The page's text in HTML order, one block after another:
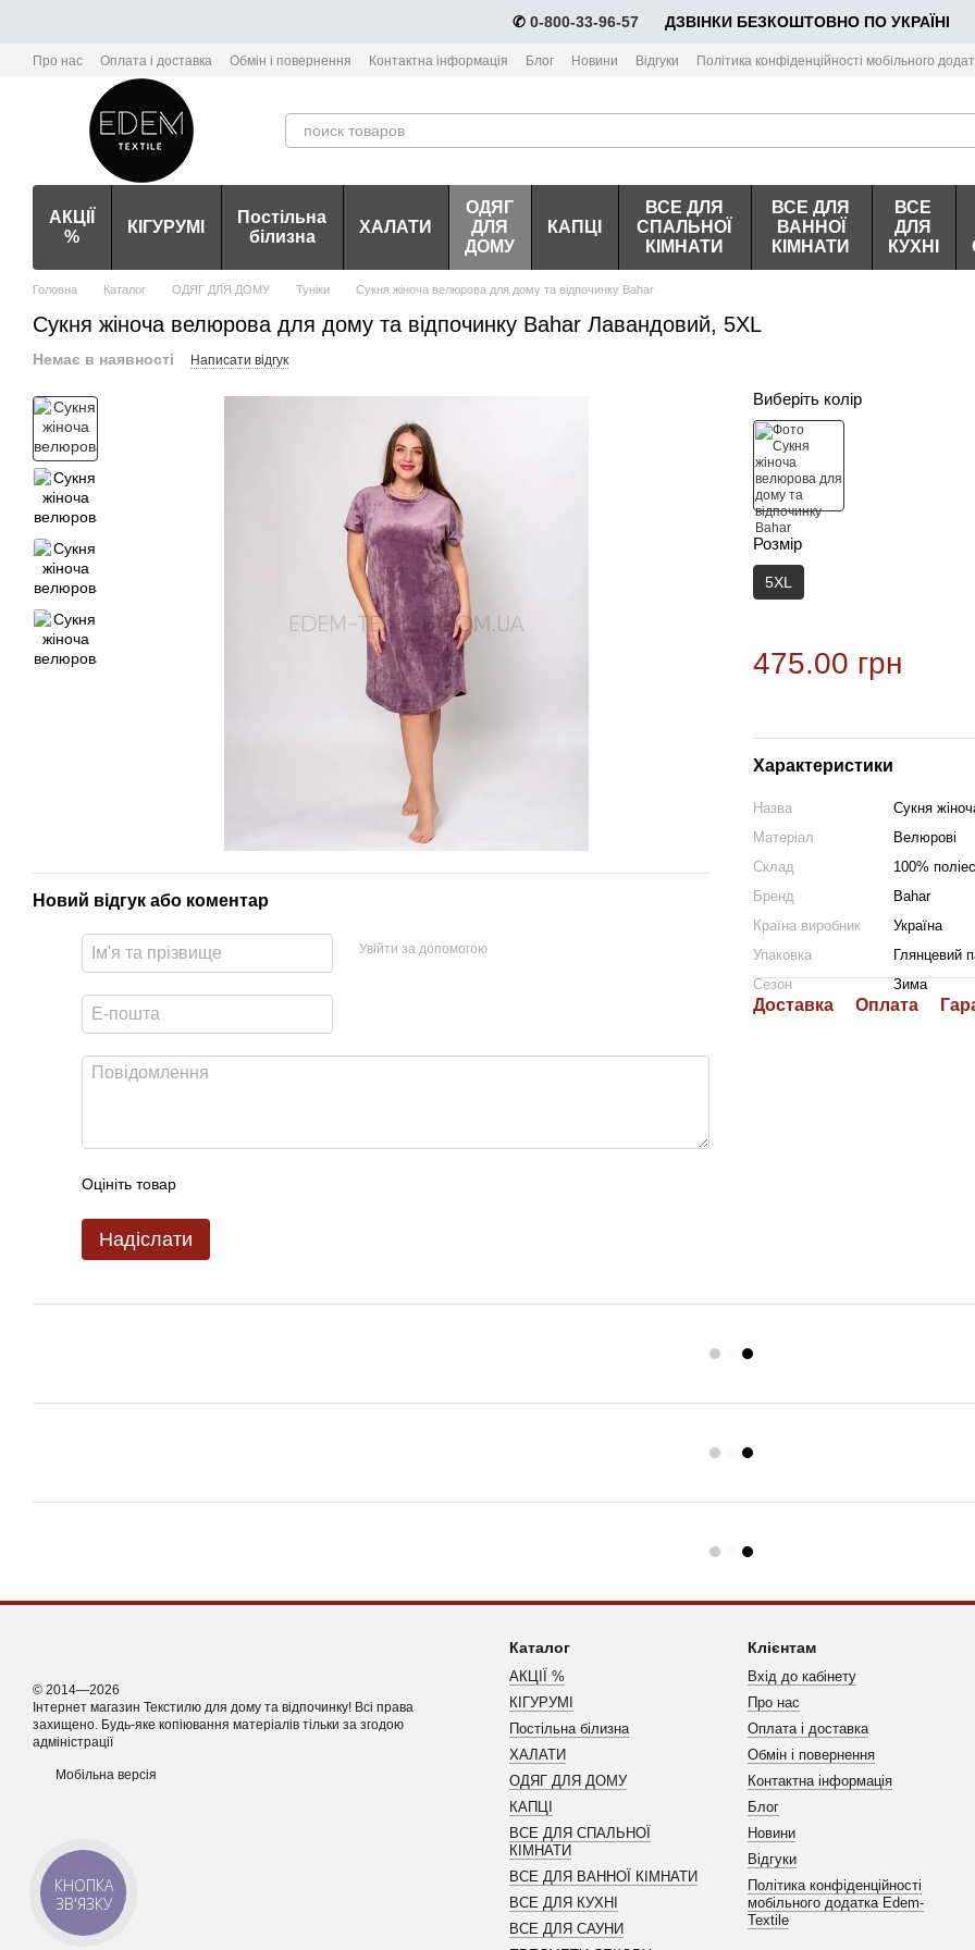
✆ 0-800-33-96-57 ⠀⠀ДЗВІНКИ БЕЗКОШТОВНО ПО УКРАЇНІ
Про нас Оплата і доставка Обмін і повернення Контактна інформація Блог Новини Відгуки Політика конфіденційності мобільного
АКЦІЇ
%
КІГУРУМІ
Постільна
білизна
ХАЛАТИ
ОДЯГ
ДЛЯ
ДОМУ
КАПЦІ
ВСЕ ДЛЯ
СПАЛЬНОЇ
КІМНАТИ
ВСЕ ДЛЯ
ВАННОЇ
КІМНАТИ
ВСЕ
ДЛЯ
КУХНІ
Головна Каталог ОДЯГ ДЛЯ ДОМУ Туніки Сукня жіноча велюрова для дому та відпочинку Bahar
Сукня жіноча велюрова для дому та відпочинку Bahar Лавандовий, 5XL
Немає в наявності Написати відгук
Новий відгук або коментар
Увійти за допомогою
Оцініть товар
Надіслати
Виберіть колір
Розмір
5XL
475.00 грн
Характеристики
Назва
Сукня
Матеріал
Велюрові
Склад
100%
Бренд
Bahar
Країна виробник
Україна
Упаковка
Глянцевий
Сезон
Зима
Доставка Оплата
© 2014—2026
Інтернет магазин Текстилю для дому та відпочинку! Всі права
захищено. Будь-яке копіювання матеріалів тільки за згодою
адміністрації
Мобільна версія
Каталог
АКЦІЇ %
КІГУРУМІ
Постільна білизна
ХАЛАТИ
ОДЯГ ДЛЯ ДОМУ
КАПЦІ
ВСЕ ДЛЯ СПАЛЬНОЇ
КІМНАТИ
ВСЕ ДЛЯ ВАННОЇ КІМНАТИ
ВСЕ ДЛЯ КУХНІ
ВСЕ ДЛЯ САУНИ
Клієнтам
Вхід до кабінету
Про нас
Оплата і доставка
Обмін і повернення
Контактна інформація
Блог
Новини
Відгуки
Політика конфіденційності
мобільного додатка Edem-
Textile
КНОПКА
ЗВ'ЯЗКУ